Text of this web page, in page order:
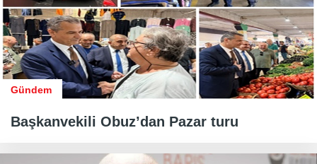
Gündem
Başkanvekili Obuz’dan Pazar turu